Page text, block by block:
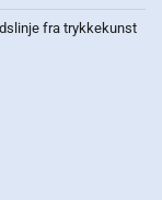
fra trykkekunst